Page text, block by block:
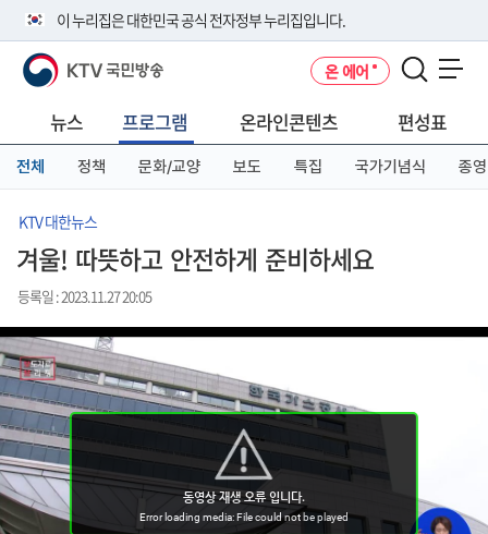
이 누리집은 대한민국 공식 전자정부 누리집입니다.
공식 누리집 주소 확인하기
니다.
이밖에 or.kr 또는 .kr등 다른 도메인 주소를 사용하고 있다면 아래 URL에
서 도메인 주소를 확인해 보세요
KTV 국민방송 온 에어
뉴스 프로그램 온라인콘텐츠 편성표
전체 정책 문화/교양 보도 특집 국가기념식 종영
KTV 대한뉴스
겨울! 따뜻하고 안전하게 준비하세요
등록일 : 2023.11.27 20:05